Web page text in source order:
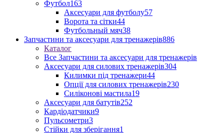
Футбол163
Аксесуари для футболу57
Ворота та сітки44
Футбольный мяч38
Запчастини та аксесуари для тренажерів886
Каталог
Все Запчастини та аксесуари для тренажерів
Аксесуари для силових тренажерів304
Килимки під тренажери44
Опції для силових тренажерів230
Силіконові мастила19
Аксесуари для батутів252
Кардіодатчики9
Пульсометри3
Стійки для зберігання1